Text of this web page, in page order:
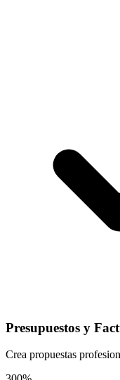
Presupuestos y
Crea propuestas